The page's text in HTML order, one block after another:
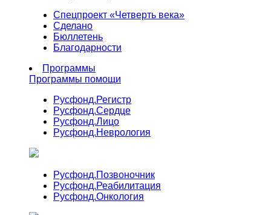
Спецпроект «Четверть века»
Сделано
Бюллетень
Благодарности
Программы
Программы помощи
Русфонд.Регистр
Русфонд.Сердце
Русфонд.Лицо
Русфонд.Неврология
Русфонд.Позвоночник
Русфонд.Реабилитация
Русфонд.Онкология